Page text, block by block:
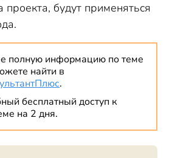
проекта, будут применяться
полную информацию по теме
найти в
.
бесплатный доступ к
на 2 дня.